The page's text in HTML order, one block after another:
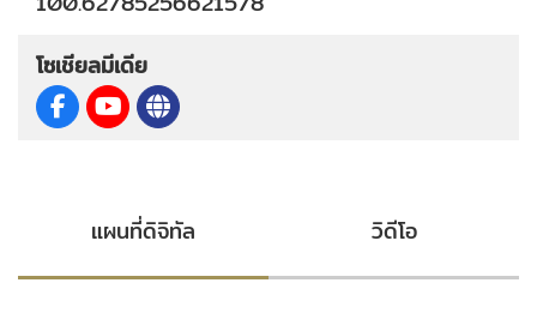
โซเชียลมีเดีย
แผนที่ดิจิทัล วิดีโอ